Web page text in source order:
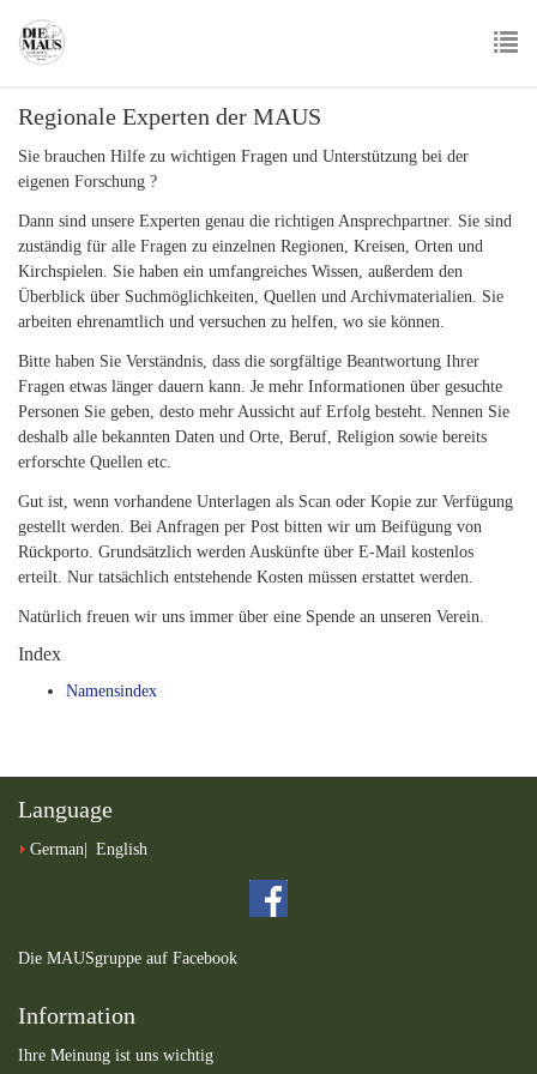
main
Regionale Experten der MAUS
Sie brauchen Hilfe zu wichtigen Fragen und Unterstützung bei der
eigenen Forschung ?
Dann sind unsere Experten genau die richtigen Ansprechpartner. Sie sind
zuständig für alle Fragen zu einzelnen Regionen, Kreisen, Orten und
Kirchspielen. Sie haben ein umfangreiches Wissen, außerdem den
Überblick über Suchmöglichkeiten, Quellen und Archivmaterialien. Sie
arbeiten ehrenamtlich und versuchen zu helfen, wo sie können.
Bitte haben Sie Verständnis, dass die sorgfältige Beantwortung Ihrer
Fragen etwas länger dauern kann. Je mehr Informationen über gesuchte
Personen Sie geben, desto mehr Aussicht auf Erfolg besteht. Nennen Sie
deshalb alle bekannten Daten und Orte, Beruf, Religion sowie bereits
erforschte Quellen etc.
Gut ist, wenn vorhandene Unterlagen als Scan oder Kopie zur Verfügung
gestellt werden. Bei Anfragen per Post bitten wir um Beifügung von
Rückporto. Grundsätzlich werden Auskünfte über E-Mail kostenlos
erteilt. Nur tatsächlich entstehende Kosten müssen erstattet werden.
Natürlich freuen wir uns immer über eine Spende an unseren Verein.
Index
Namensindex
Language
German English
Die MAUSgruppe auf Facebook
Information
Ihre Meinung ist uns wichtig